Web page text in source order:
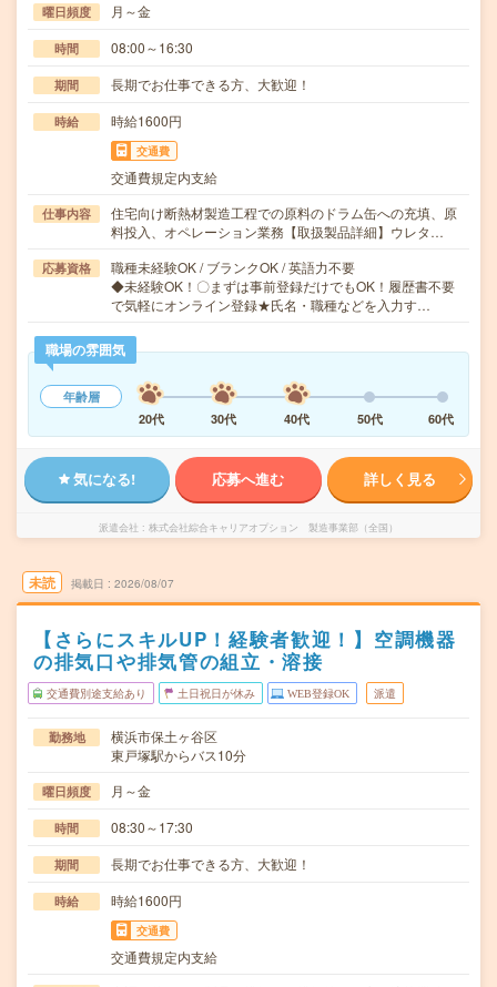
曜日頻度 月～金
時間 08:00～16:30
期間 長期でお仕事できる方、大歓迎！
時給 時給1600円
交通費
交通費規定内支給
仕事内容
住宅向け断熱材製造工程での原料のドラム缶への充填、原
料投入、オペレーション業務【取扱製品詳細】ウレタ…
応募資格
職種未経験OK / ブランクOK / 英語力不要
◆未経験OK！〇まずは事前登録だけでもOK！履歴書不要
で気軽にオンライン登録★氏名・職種などを入力す…
職場の雰囲気
年齢層
20代
30代 40代 50代 60代
気になる! 応募へ進む 詳しく見る
派遣会社 株式会社綜合キャリアオプション 製造事業部（全国）
未読 掲載日 2026/08/07
【さらにスキルUP！経験者歓迎！】空調機器
の排気口や排気管の組立・溶接
交通費別途支給あり 土日祝日が休み WEB登録OK 派遣
勤務地
横浜市保土ヶ谷区
東戸塚駅からバス10分
曜日頻度 月～金
時間 08:30～17:30
期間 長期でお仕事できる方、大歓迎！
時給 時給1600円
交通費
交通費規定内支給